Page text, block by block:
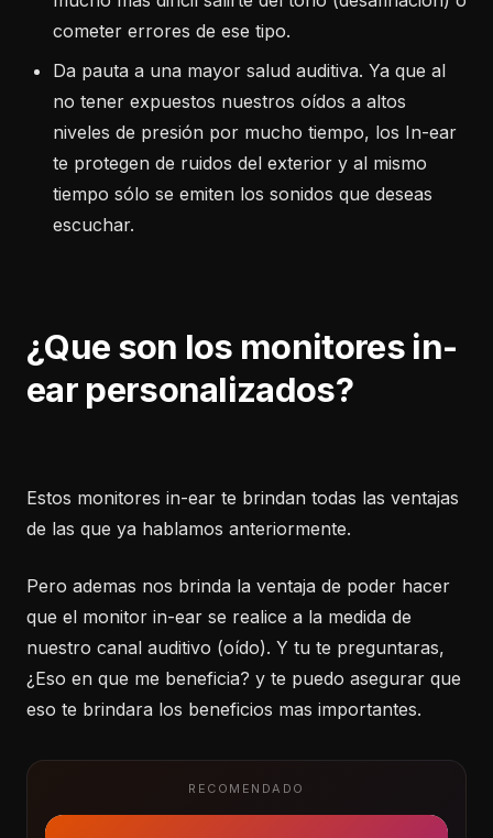
cometer errores de ese tipo.
Da pauta a una mayor salud auditiva. Ya que al
no tener expuestos nuestros oídos a altos
niveles de presión por mucho tiempo, los In-ear
te protegen de ruidos del exterior y al mismo
tiempo sólo se emiten los sonidos que deseas
escuchar.
¿Que son los monitores in-
ear personalizados?
Estos monitores in-ear te brindan todas las ventajas
de las que ya hablamos anteriormente.
Pero ademas nos brinda la ventaja de poder hacer
que el monitor in-ear se realice a la medida de
nuestro canal auditivo (oído). Y tu te preguntaras,
¿Eso en que me beneficia? y te puedo asegurar que
eso te brindara los beneficios mas importantes.
RECOMENDADO